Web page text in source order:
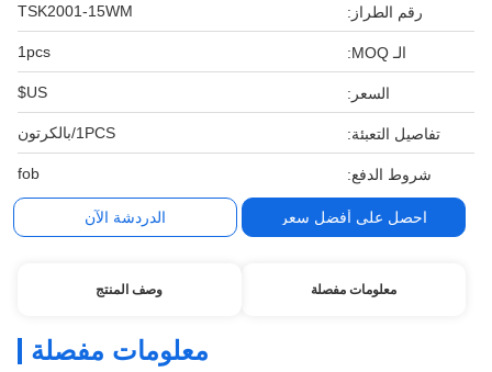
رقم الطراز: TSK2001-15WM
الـ MOQ: 1pcs
السعر: US$
تفاصيل التعبئة: 1PCS/بالكرتون
شروط الدفع: fob
احصل على أفضل سعر الدردشة الآن
معلومات مفصلة وصف المنتج
معلومات مفصلة